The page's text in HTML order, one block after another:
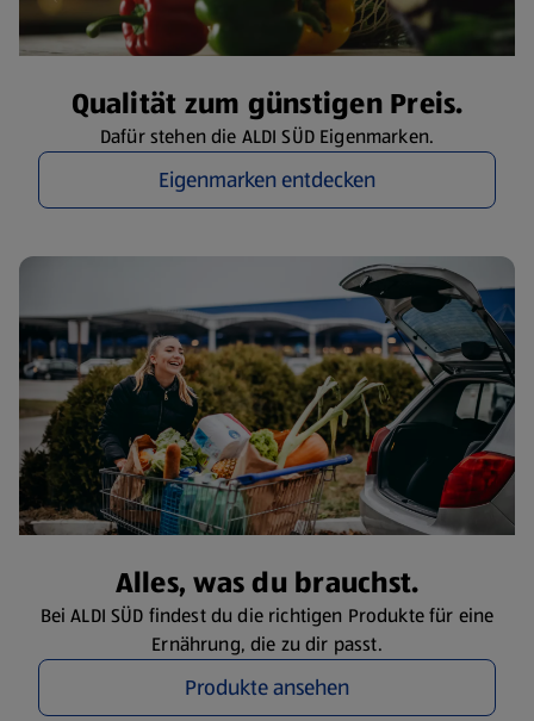
Qualität zum günstigen Preis.
Dafür stehen die ALDI SÜD Eigenmarken.
Eigenmarken entdecken
Alles, was du brauchst.
Bei ALDI SÜD findest du die richtigen Produkte für eine
Ernährung, die zu dir passt.
Produkte ansehen